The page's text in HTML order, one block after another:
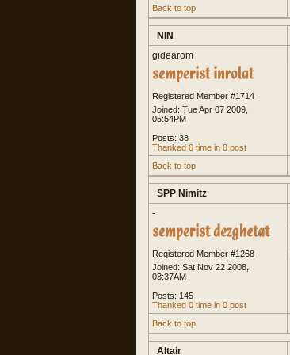
Back to top
NIN
gidearom
Registered Member #1714
Joined: Tue Apr 07 2009,
05:54PM
Posts: 38
Thanked 0 time in 0 post
Back to top
SPP Nimitz
-
Registered Member #1268
Joined: Sat Nov 22 2008,
03:37AM
Posts: 145
Thanked 0 time in 0 post
Back to top
Altair